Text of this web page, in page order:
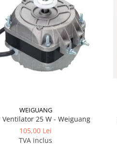
WEIGUANG
25 W - Weiguang
105,00 Lei
TVA inclus